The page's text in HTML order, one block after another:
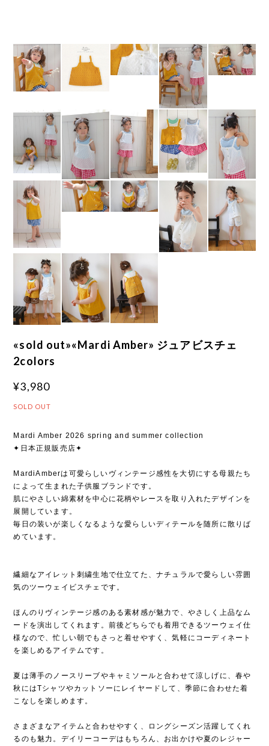
«sold out»«Mardi Amber» ジュアビスチェ
2colors
¥3,980
SOLD OUT
Mardi Amber 2026 spring and summer collection
✦日本正規販売店✦
MardiAmberは可愛らしいヴィンテージ感性を大切にする母親たち
によって生まれた子供服ブランドです。
肌にやさしい綿素材を中心に花柄やレースを取り入れたデザインを
展開しています。
毎日の装いが楽しくなるような愛らしいディテールを随所に散りば
めています。
繊細なアイレット刺繍生地で仕立てた、ナチュラルで愛らしい雰囲
気のツーウェイビスチェです。
ほんのりヴィンテージ感のある素材感が魅力で、やさしく上品なム
ードを演出してくれます。前後どちらでも着用できるツーウェイ仕
様なので、忙しい朝でもさっと着せやすく、気軽にコーディネート
を楽しめるアイテムです。
夏は薄手のノースリーブやキャミソールと合わせて涼しげに、春や
秋にはTシャツやカットソーにレイヤードして、季節に合わせた着
こなしを楽しめます。
さまざまなアイテムと合わせやすく、ロングシーズン活躍してくれ
るのも魅力。デイリーコーデはもちろん、お出かけや夏のレジャー